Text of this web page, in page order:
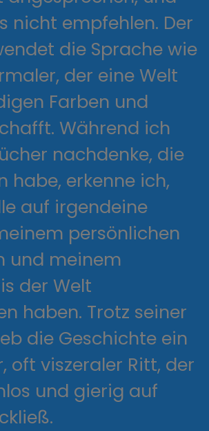
nicht empfehlen. Der
die Sprache wie
der eine Welt
Farben und
Während ich
nachdenke, die
habe, erkenne ich,
auf irgendeine
persönlichen
und meinem
der Welt
haben. Trotz seiner
die Geschichte ein
oft viszeraler Ritt, der
und gierig auf